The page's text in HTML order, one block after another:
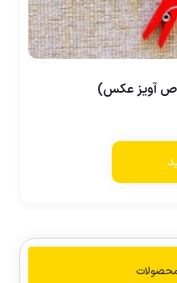
محصولات